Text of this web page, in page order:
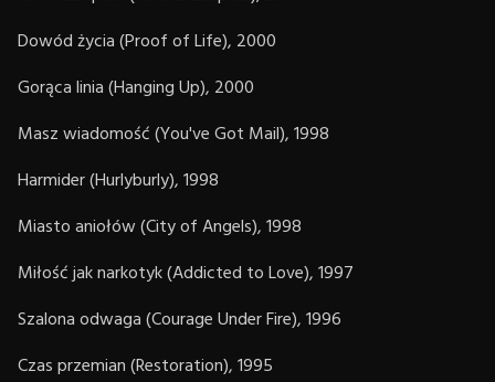
Dowód życia (Proof of Life), 2000
Gorąca linia (Hanging Up), 2000
Masz wiadomość (You've Got Mail), 1998
Harmider (Hurlyburly), 1998
Miasto aniołów (City of Angels), 1998
Miłość jak narkotyk (Addicted to Love), 1997
Szalona odwaga (Courage Under Fire), 1996
Czas przemian (Restoration), 1995